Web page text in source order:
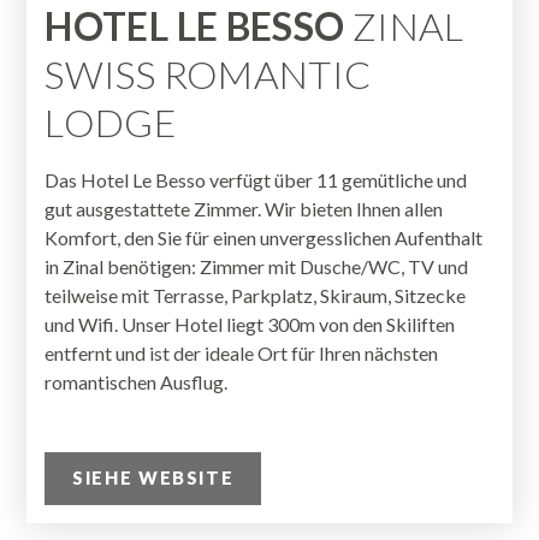
HOTEL LE BESSO ZINAL
SWISS ROMANTIC
LODGE
Das Hotel Le Besso verfügt über 11 gemütliche und
gut ausgestattete Zimmer. Wir bieten Ihnen allen
Komfort, den Sie für einen unvergesslichen Aufenthalt
in Zinal benötigen: Zimmer mit Dusche/WC, TV und
teilweise mit Terrasse, Parkplatz, Skiraum, Sitzecke
und Wifi. Unser Hotel liegt 300m von den Skiliften
entfernt und ist der ideale Ort für Ihren nächsten
romantischen Ausflug.
SIEHE WEBSITE